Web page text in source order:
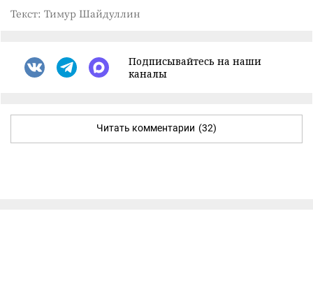
Текст: Тимур Шайдуллин
Подписывайтесь на наши
каналы
Читать комментарии (32)